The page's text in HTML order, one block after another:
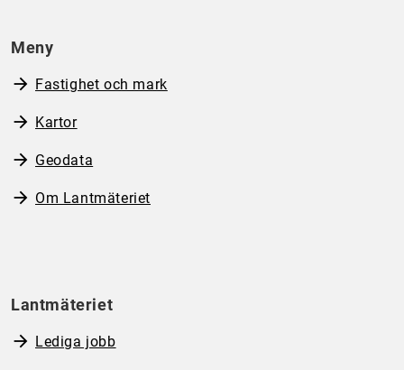
Meny
Fastighet och mark
Kartor
Geodata
Om Lantmäteriet
Lantmäteriet
Lediga jobb